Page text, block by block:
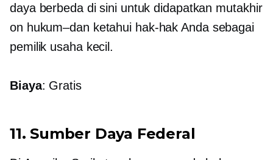
daya berbeda di sini untuk didapatkan mutakhir
on hukum–dan ketahui hak-hak Anda sebagai
pemilik usaha kecil.
Biaya: Gratis
11. Sumber Daya Federal